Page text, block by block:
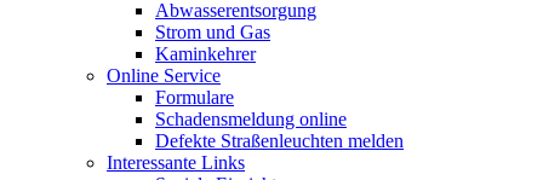
Abwasserentsorgung
Strom und Gas
Kaminkehrer
Online Service
Formulare
Schadensmeldung online
Defekte Straßenleuchten melden
Interessante Links